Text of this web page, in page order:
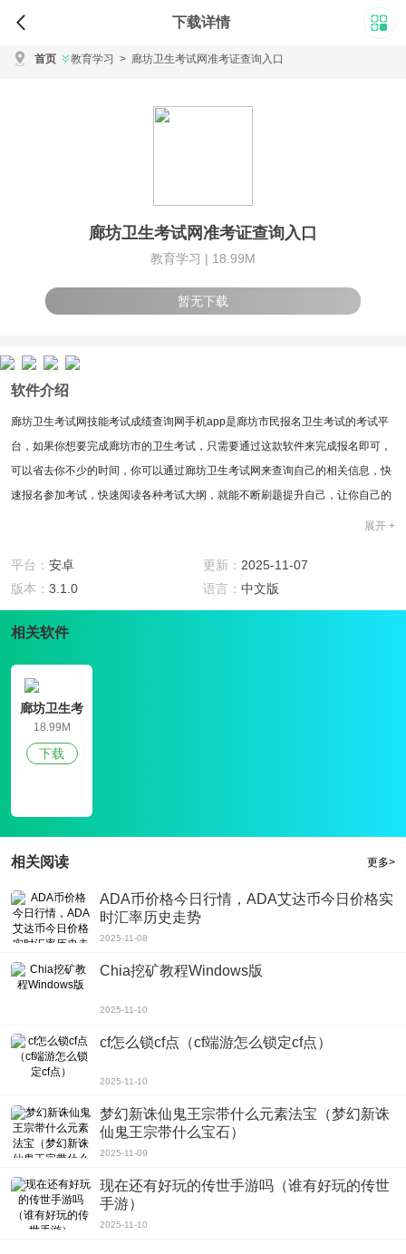
下载详情
首页 教育学习 > 廊坊卫生考试网准考证查询入口
廊坊卫生考试网准考证查询入口
教育学习 | 18.99M
暂无下载
软件介绍
廊坊卫生考试网技能考试成绩查询网手机app是廊坊市民报名卫生考试的考试平
台，如果你想要完成廊坊市的卫生考试，只需要通过这款软件来完成报名即可，
可以省去你不少的时间，你可以通过廊坊卫生考试网来查询自己的相关信息，快
速报名参加考试，快速阅读各种考试大纲，就能不断刷题提升自己，让你自己的
1.信息查询：支持快速查询全部考核相关信息，方便你及时制定好备考计划。
2.资讯推送：为你实时推送各种优质资讯，各种动态都能一手掌握。
3.报考指南：给你指明考试的正确方向，让你轻松掌握更多考试知识。
软件特色
2.各种审核信息都能一手掌握，让你省去不少时间。
软件点评
发现更多精彩的内容，全面满足你的备考需求，你可以通过廊坊卫生考试网来下
展开 +
平台： 安卓 更新： 2025-11-07
版本： 3.1.0 语言： 中文版
相关软件
廊坊卫生考
试网准考证
查询入口
18.99M
下载
相关阅读 更多>
ADA币价格今日行情，ADA艾达币今日价格实
时汇率历史走势
2025-11-08
Chia挖矿教程Windows版
2025-11-10
cf怎么锁cf点（cf端游怎么锁定cf点）
2025-11-10
梦幻新诛仙鬼王宗带什么元素法宝（梦幻新诛
仙鬼王宗带什么宝石）
2025-11-09
现在还有好玩的传世手游吗（谁有好玩的传世
手游）
2025-11-10